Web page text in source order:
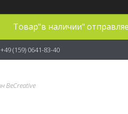
Товар"в наличии"
+49 (159) 0641-83-40
BeCreative